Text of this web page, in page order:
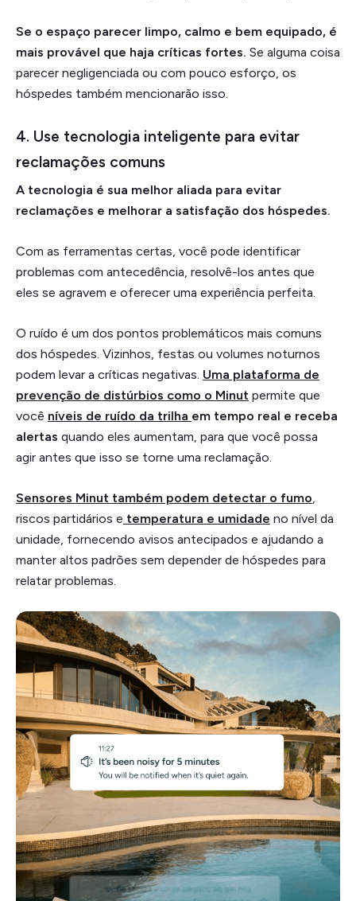
Se o espaço parecer limpo, calmo e bem equipado, é
mais provável que haja críticas fortes. Se alguma coisa
parecer negligenciada ou com pouco esforço, os
hóspedes também mencionarão isso.
4. Use tecnologia inteligente para evitar
reclamações comuns
A tecnologia é sua melhor aliada para evitar
reclamações e melhorar a satisfação dos hóspedes.
Com as ferramentas certas, você pode identificar
problemas com antecedência, resolvê-los antes que
eles se agravem e oferecer uma experiência perfeita.
O ruído é um dos pontos problemáticos mais comuns
dos hóspedes. Vizinhos, festas ou volumes noturnos
podem levar a críticas negativas. Uma plataforma de
prevenção de distúrbios como o Minut permite que
você níveis de ruído da trilha em tempo real e receba
alertas quando eles aumentam, para que você possa
agir antes que isso se torne uma reclamação.
Sensores Minut também podem detectar o fumo,
riscos partidários e temperatura e umidade no nível da
unidade, fornecendo avisos antecipados e ajudando a
manter altos padrões sem depender de hóspedes para
relatar problemas.